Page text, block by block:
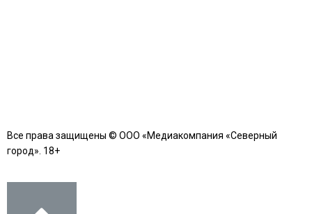
Все права защищены © ООО «Медиакомпания «Северный
город». 18+